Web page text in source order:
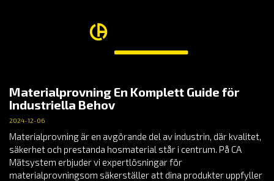
Materialprovning En Komplett Guide för
Industriella Behov
2024-12-06
Materialprovning är en avgörande del av industrin, där kvalitet,
säkerhet och prestanda hosmaterial står i centrum. På CA
Mätsystem erbjuder vi expertlösningar för
materialprovningsom säkerställer att dina produkter uppfyller